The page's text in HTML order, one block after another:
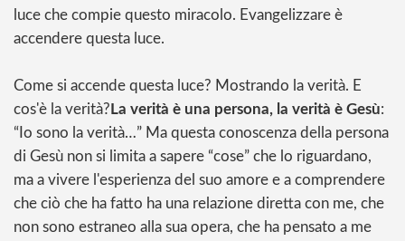
luce che compie questo miracolo. Evangelizzare è
accendere questa luce.
Come si accende questa luce? Mostrando la verità. E
cos'è la verità? La verità è una persona, la verità è Gesù:
“Io sono la verità…” Ma questa conoscenza della persona
di Gesù non si limita a sapere “cose” che lo riguardano,
ma a vivere l'esperienza del suo amore e a comprendere
che ciò che ha fatto ha una relazione diretta con me, che
non sono estraneo alla sua opera, che ha pensato a me